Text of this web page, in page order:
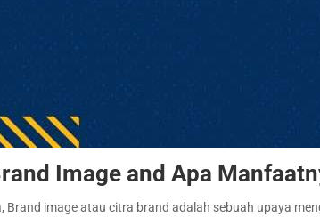
Image and Apa
Brand image atau citra brand adalah sebuah upaya